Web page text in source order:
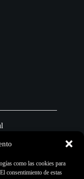
como las cookies para
consentimiento de estas